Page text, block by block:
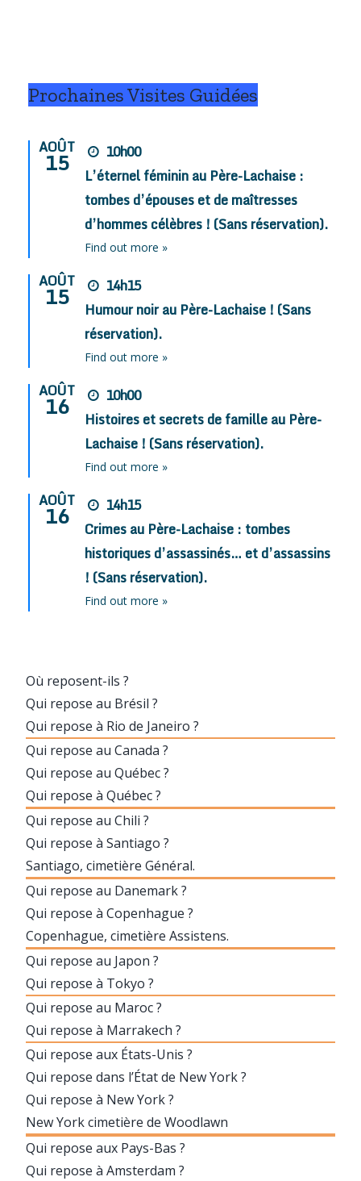
Où reposent-ils ?
Qui repose au Brésil ?
Qui repose à Rio de Janeiro ?
Qui repose au Canada ?
Qui repose au Québec ?
Qui repose à Québec ?
Qui repose au Chili ?
Qui repose à Santiago ?
Santiago, cimetière Général.
Qui repose au Danemark ?
Qui repose à Copenhague ?
Copenhague, cimetière Assistens.
Qui repose au Japon ?
Qui repose à Tokyo ?
Qui repose au Maroc ?
Qui repose à Marrakech ?
Qui repose aux États-Unis ?
Qui repose dans l’État de New York ?
Qui repose à New York ?
New York cimetière de Woodlawn
Qui repose aux Pays-Bas ?
Qui repose à Amsterdam ?
Prochaines Visites Guidées
AOÛT
15
10h00
L’éternel féminin au Père-Lachaise :
tombes d’épouses et de maîtresses
d’hommes célèbres ! (Sans réservation).
Find out more »
AOÛT
15
14h15
Humour noir au Père-Lachaise ! (Sans
réservation).
Find out more »
AOÛT
16
10h00
Histoires et secrets de famille au Père-
Lachaise ! (Sans réservation).
Find out more »
AOÛT
16
14h15
Crimes au Père-Lachaise : tombes
historiques d’assassinés… et d’assassins
! (Sans réservation).
Find out more »